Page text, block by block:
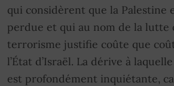
qui considèrent que la Palestine
perdue et qui au nom de la lutte
terrorisme justifie coûte que
l’État d’Israël. La dérive à
est profondément inquiétante,